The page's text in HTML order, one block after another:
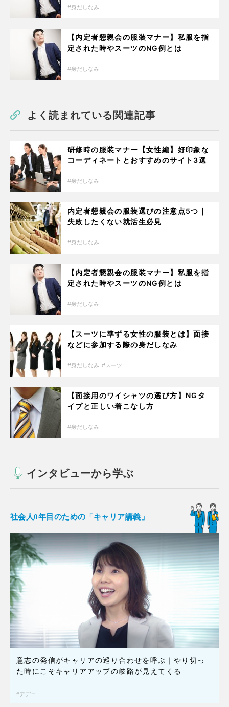
身だしなみ
【内定者懇親会の服装マナー】私服を指
定された時やスーツのNG例とは
身だしなみ
よく読まれている関連記事
研修時の服装マナー【女性編】好印象な
コーディネートとおすすめのサイト3選
身だしなみ
内定者懇親会の服装選びの注意点5つ｜
失敗したくない就活生必見
身だしなみ
【内定者懇親会の服装マナー】私服を指
定された時やスーツのNG例とは
身だしなみ
【スーツに準ずる女性の服装とは】面接
などに参加する際の身だしなみ
身だしなみ スーツ
【面接用のワイシャツの選び方】NGタ
イプと正しい着こなし方
身だしなみ
インタビューから学ぶ
社会人0年目のための「キャリア講義」
意志の発信がキャリアの巡り合わせを呼ぶ｜やり切っ
た時にこそキャリアアップの岐路が見えてくる
アデコ